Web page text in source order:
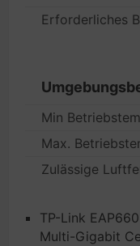
Erforderliches
Min
Max.
Zulässige
TP-Link
Multi-Gigabit